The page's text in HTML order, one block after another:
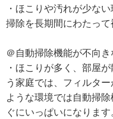
・ほこりや汚れが少な
掃除を長期間にわたって
＠自動掃除機能が不向
・ほこりが多く、部屋
う家庭では、フィルタ
ような環境では自動掃
ぐにいっぱいになります。